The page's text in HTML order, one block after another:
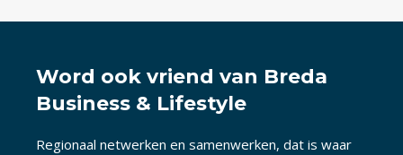
Word ook vriend van Breda
Business & Lifestyle
Regionaal netwerken en samenwerken, dat is waar